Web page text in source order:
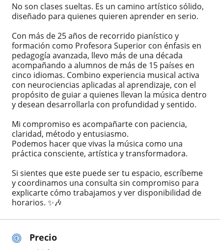
Precio
No son clases sueltas. Es un camino artístico sólido,
diseñado para quienes quieren aprender en serio.
Con más de 25 años de recorrido pianístico y
formación como Profesora Superior con énfasis en
pedagogía avanzada, llevo más de una década
acompañando a alumnos de más de 15 países en
cinco idiomas. Combino experiencia musical activa
con neurociencias aplicadas al aprendizaje, con el
propósito de guiar a quienes llevan la música dentro
y desean desarrollarla con profundidad y sentido.
Mi compromiso es acompañarte con paciencia,
claridad, método y entusiasmo.
Podemos hacer que vivas la música como una
práctica consciente, artística y transformadora.
Si sientes que este puede ser tu espacio, escríbeme
y coordinamos una consulta sin compromiso para
explicarte cómo trabajamos y ver disponibilidad de
horarios. ✨🎶